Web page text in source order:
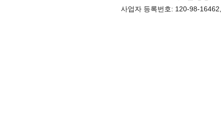
사업자 등록번호: 120-98-